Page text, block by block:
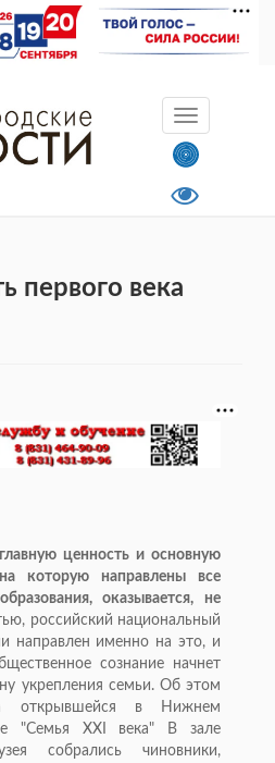
первого века
ценность и основную
которую направлены все
оказывается, не
российский национальный
направлен именно на это, и
сознание начнет
укрепления семьи. Об этом
открывшейся в Нижнем
"Семья XXI века" В зале
собрались чиновники,